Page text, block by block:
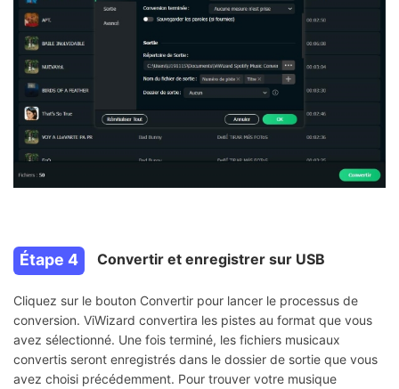
Étape 4 Convertir et enregistrer sur USB
Cliquez sur le bouton Convertir pour lancer le processus de
conversion. ViWizard convertira les pistes au format que vous
avez sélectionné. Une fois terminé, les fichiers musicaux
convertis seront enregistrés dans le dossier de sortie que vous
avez choisi précédemment. Pour trouver votre musique